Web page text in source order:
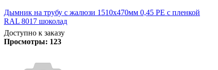
Дымник на трубу с жалюзи 1510х470мм 0,45 PE с пленкой
RAL 8017 шоколад
Доступно к заказу
Просмотры: 123